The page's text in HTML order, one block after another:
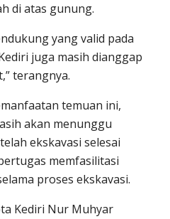
di atas gunung.
yang valid pada
juga masih dianggap
terangnya.
temuan ini,
akan menunggu
ekskavasi selesai
memfasilitasi
proses ekskavasi.
Kediri Nur Muhyar